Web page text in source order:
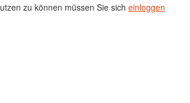
zu können müssen Sie sich einloggen